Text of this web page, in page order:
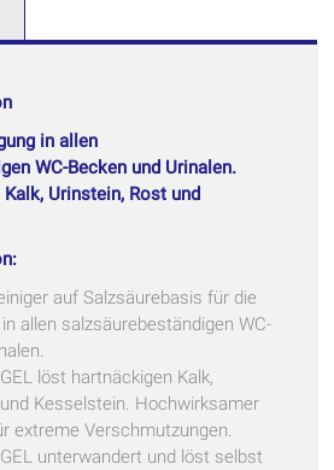
in allen
WC-Becken und Urinalen.
Urinstein, Rost und
auf Salzsäurebasis für die
allen salzsäurebeständigen WC-
löst hartnäckigen Kalk,
Kesselstein. Hochwirksamer
extreme Verschmutzungen.
unterwandert und löst selbst